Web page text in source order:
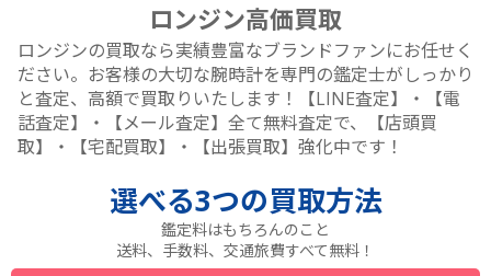
ロンジン高価買取
ロンジンの買取なら実績豊富なブランドファンにお任せく
ださい。お客様の大切な腕時計を専門の鑑定士がしっかり
と査定、高額で買取りいたします！【LINE査定】・【電
話査定】・【メール査定】全て無料査定で、【店頭買
取】・【宅配買取】・【出張買取】強化中です！
選べる3つの買取方法
鑑定料はもちろんのこと
送料、手数料、交通旅費すべて無料！